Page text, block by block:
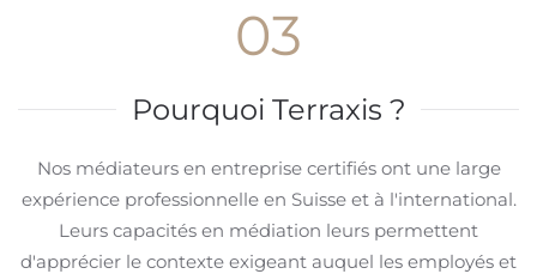
03
Pourquoi Terraxis ?
Nos médiateurs en entreprise certifiés ont une large
expérience professionnelle en Suisse et à l'international.
Leurs capacités en médiation leurs permettent
d'apprécier le contexte exigeant auquel les employés et